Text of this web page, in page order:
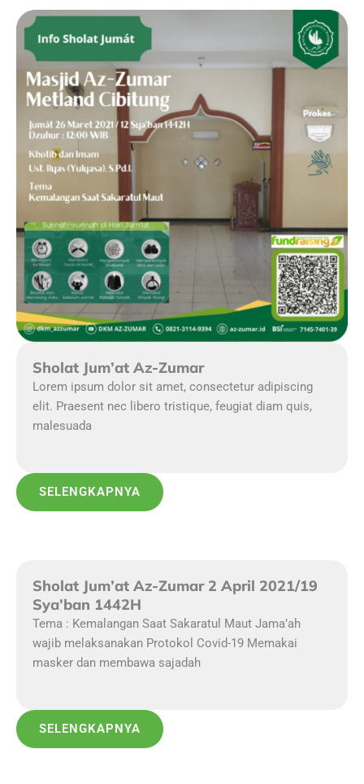
Sholat Jum’at Az-Zumar
Lorem ipsum dolor sit amet, consectetur adipiscing
elit. Praesent nec libero tristique, feugiat diam quis,
malesuada
SELENGKAPNYA
Sholat Jum’at Az-Zumar 2 April 2021/19
Sya’ban 1442H
Tema : Kemalangan Saat Sakaratul Maut Jama’ah
wajib melaksanakan Protokol Covid-19 Memakai
masker dan membawa sajadah
SELENGKAPNYA